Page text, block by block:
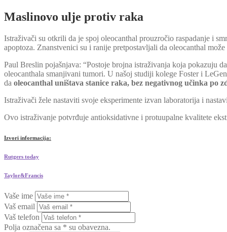
Maslinovo ulje protiv raka
Istraživači su otkrili da je spoj oleocanthal prouzročio raspadanje i
apoptoza. Znanstvenici su i ranije pretpostavljali da oleocanthal
Paul Breslin pojašnjava: “Postoje brojna istraživanja koja pokazuju
oleocanthala smanjivani tumori. U našoj studiji kolege Foster i
da oleocanthal uništava stanice raka, bez negativnog učinka po
Istraživači žele nastaviti svoje eksperimente izvan laboratorija i
Ovo istraživanje potvrđuje antioksidativne i protuupalne kvalitete
Izvori informacija:
Rutgers today
Taylor&Francis
Vaše ime
Vaš email
Vaš telefon
Polja označena sa * su obavezna.